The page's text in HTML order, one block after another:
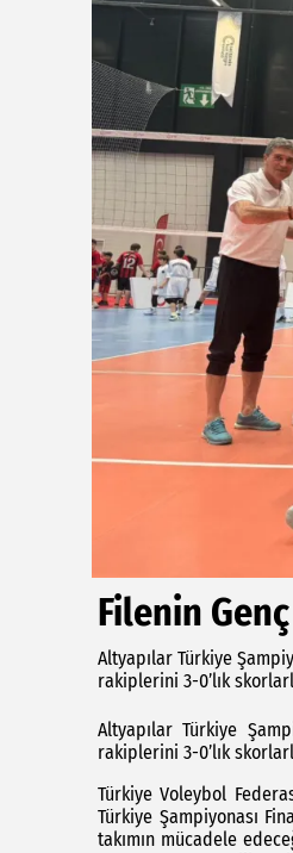
Filenin
Altyapılar Türkiye
rakiplerini 3-0’lık
Altyapılar Türkiye
rakiplerini 3-0’lık
Türkiye Voleybol
Türkiye Şampiyonası
takımın mücadele